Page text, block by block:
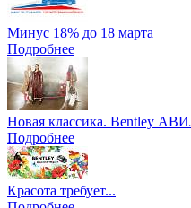
Минус 18% до 18 марта
Подробнее
Новая классика. Bentley
Подробнее
Красота требует...